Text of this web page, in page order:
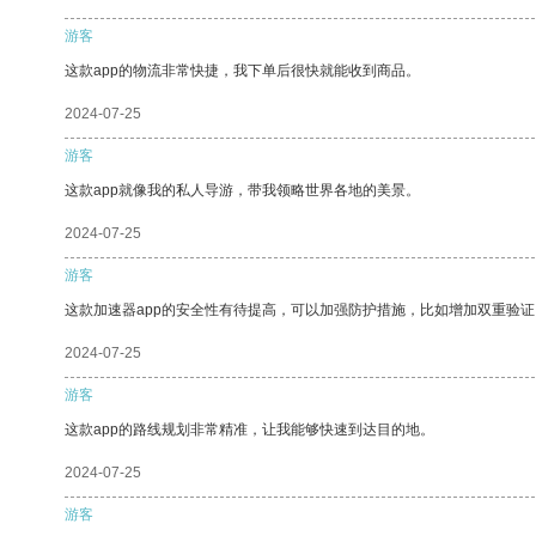
游客
这款app的物流非常快捷，我下单后很快就能收到商品。
2024-07-25
游客
这款app就像我的私人导游，带我领略世界各地的美景。
2024-07-25
游客
这款加速器app的安全性有待提高，可以加强防护措施，比如增加双重验
2024-07-25
游客
这款app的路线规划非常精准，让我能够快速到达目的地。
2024-07-25
游客